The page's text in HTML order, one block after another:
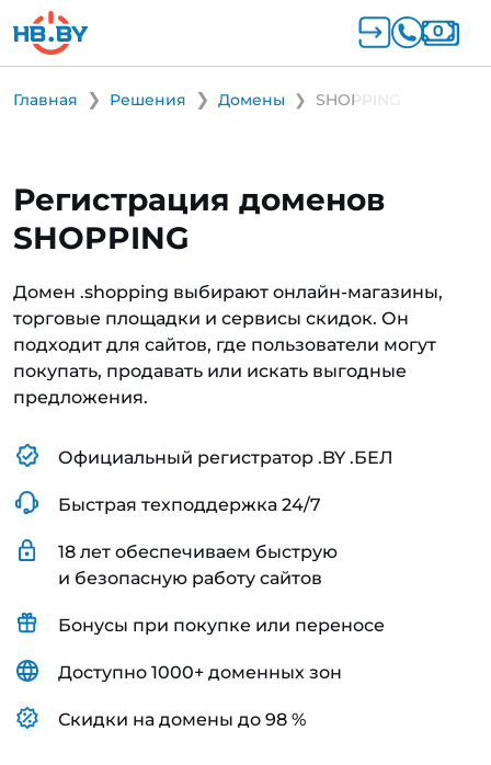
Главная Решения Домены SHOPPING
Регистрация доменов
SHOPPING
Домен .shopping выбирают онлайн-магазины,
торговые площадки и сервисы скидок. Он
подходит для сайтов, где пользователи могут
покупать, продавать или искать выгодные
предложения.
Официальный регистратор .BY .БЕЛ
Быстрая техподдержка 24/7
18 лет обеспечиваем быструю
и безопасную работу сайтов
Бонусы при покупке или переносе
Доступно 1000+ доменных зон
Скидки на домены до 98 %